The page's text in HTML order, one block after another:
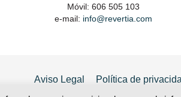
Móvil: 606 505 103
e-mail: info@revertia.com
Aviso Legal Política de